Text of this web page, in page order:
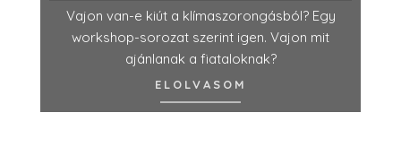
Vajon van-e kiút a klímaszorongásból? Egy
workshop-sorozat szerint igen. Vajon mit
ajánlanak a fiataloknak?
ELOLVASOM